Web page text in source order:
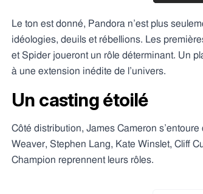
Le ton est donné, Pandora n’est plus
idéologies, deuils et rébellions. Les
et Spider joueront un rôle déterminant. Un
à une extension inédite de l’univers.
Un casting étoilé
Côté distribution, James Cameron s’entoure
Weaver, Stephen Lang, Kate Winslet, Cliff
Champion reprennent leurs rôles.